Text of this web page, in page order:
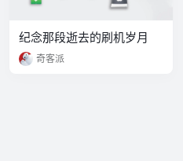
纪念那段逝去的刷机岁月
奇客派